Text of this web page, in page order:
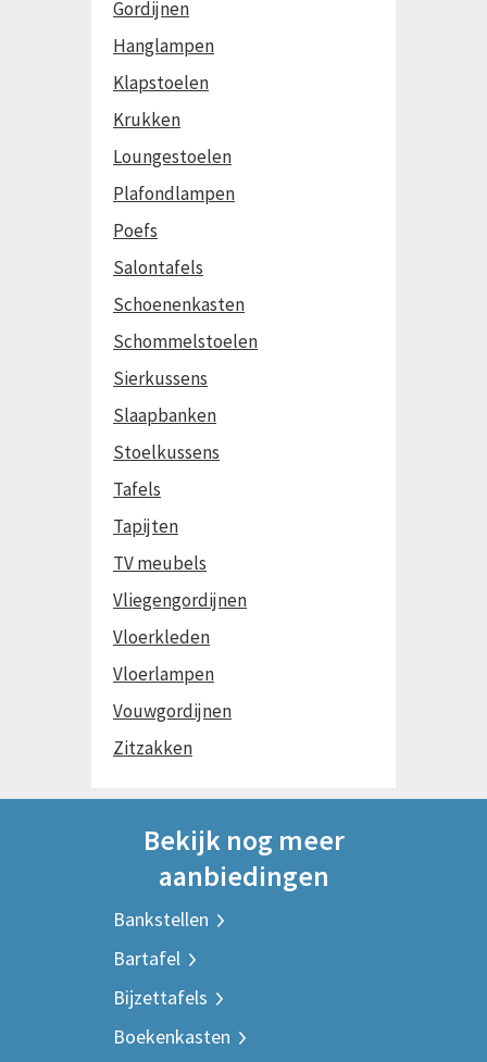
Gordijnen
Hanglampen
Klapstoelen
Krukken
Loungestoelen
Plafondlampen
Poefs
Salontafels
Schoenenkasten
Schommelstoelen
Sierkussens
Slaapbanken
Stoelkussens
Tafels
Tapijten
TV meubels
Vliegengordijnen
Vloerkleden
Vloerlampen
Vouwgordijnen
Zitzakken
Bekijk nog meer
aanbiedingen
Bankstellen
Bartafel
Bijzettafels
Boekenkasten